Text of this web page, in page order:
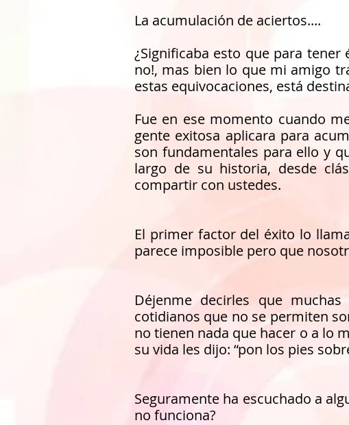
La acumulación de aciertos....
¿Significaba esto que para
no!, mas bien lo que mi amigo
estas equivocaciones, está
Fue en ese momento cuando
gente exitosa aplicara para
son fundamentales para ello y
largo de su historia, desde
compartir con ustedes.
El primer factor del éxito lo
parece imposible pero que
Déjenme decirles que
cotidianos que no se permiten
no tienen nada que hacer o a lo
su vida les dijo: “pon los pies
Seguramente ha escuchado a
no funciona?